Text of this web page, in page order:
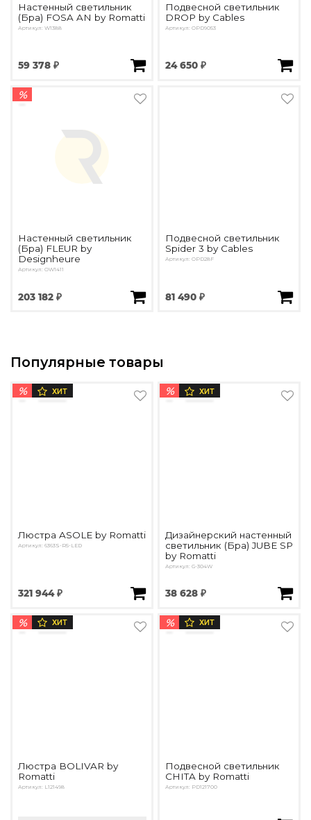
Настенный светильник
(Бра) FOSA AN by Romatti
Артикул: W1388
59 378 ₽
Подвесной светильник
DROP by Cables
Артикул: OPD9053
24 650 ₽
%
Настенный светильник
(Бра) FLEUR by
Designheure
Артикул: OW1411
203 182 ₽
Подвесной светильник
Spider 3 by Cables
Артикул: OPD28F
81 490 ₽
Популярные товары
% ХИТ
Люстра ASOLE by Romatti
Артикул: 6363S-R5-LED
321 944 ₽
% ХИТ
Дизайнерский настенный
светильник (Бра) JUBE SP
by Romatti
Артикул: G-304W
38 628 ₽
% ХИТ
Люстра BOLIVAR by
Romatti
Артикул: L121498
% ХИТ
Подвесной светильник
CHITA by Romatti
Артикул: PD121700